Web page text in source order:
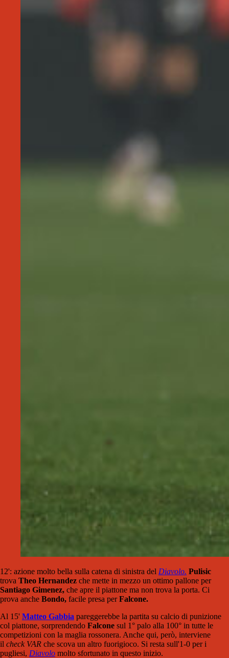
12': azione molto bella sulla catena di sinistra del Diavolo. Pulisic
trova Theo Hernandez che mette in mezzo un ottimo pallone per
Santiago Gimenez, che apre il piattone ma non trova la porta. Ci
prova anche Bondo, facile presa perFalcone.
Al 15' Matteo Gabbia pareggerebbe la partita su calcio di punizione
col piattone, sorprendendo Falcone sul 1° palo alla 100° in tutte le
competizioni con la maglia rossonera. Anche qui, però, interviene
il check VAR che scova un altro fuorigioco. Si resta sull'1-0 per i
pugliesi, Diavolo molto sfortunato in questo inizio.